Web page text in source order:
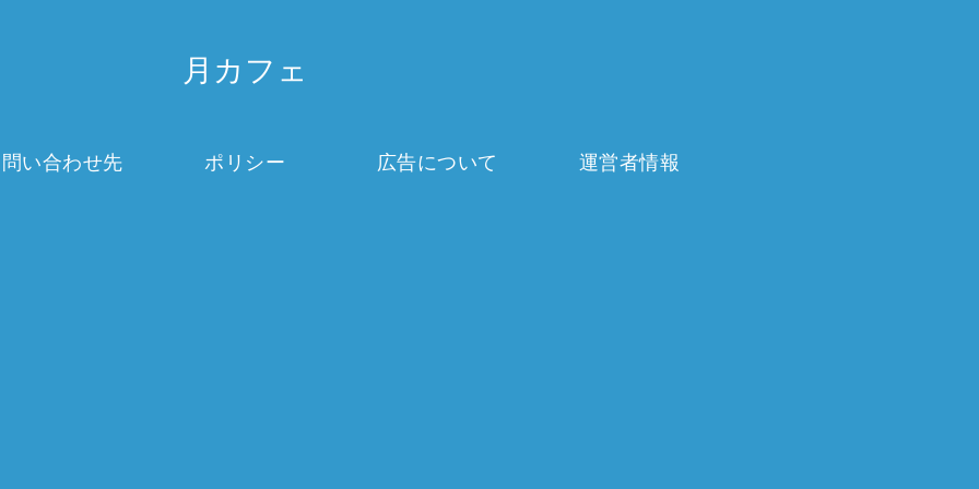
月カフェ
い合わせ先 ポリシー 広告について 運営者情報